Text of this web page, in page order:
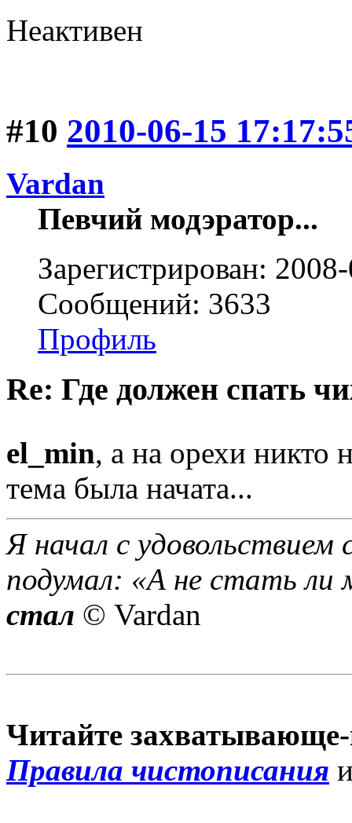
Неактивен
#10 2010-06-15
Vardan
Певчий модэратор...
Зарегистрирован:
Сообщений: 3633
Профиль
Re: Где должен спать
el_min, а на орехи никто
тема была начата...
Я начал с
подумал: «А не стать ли
стал © Vardan
Читайте
Правила чистописания